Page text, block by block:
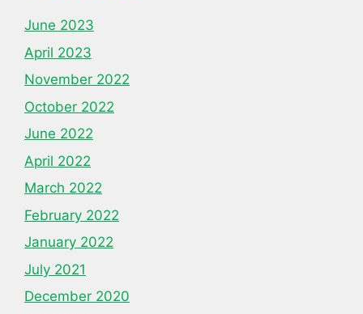
June 2023
April 2023
November 2022
October 2022
June 2022
April 2022
March 2022
February 2022
January 2022
July 2021
December 2020